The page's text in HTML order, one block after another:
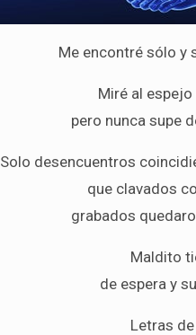
Me encontré sólo y
Miré al
pero nunca supe
Solo desencuentros
que clavados
grabados
Maldito
de espera y
Letras